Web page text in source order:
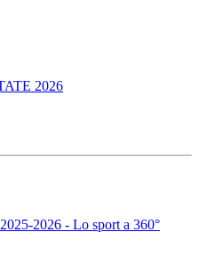
2026
2026 - Lo sport a 360°